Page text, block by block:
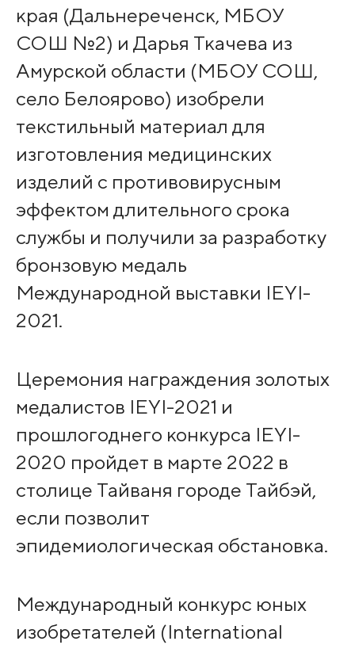
края (Дальнереченск, МБОУ
СОШ №2) и Дарья Ткачева из
Амурской области (МБОУ СОШ,
село Белоярово) изобрели
текстильный материал для
изготовления медицинских
изделий с противовирусным
эффектом длительного срока
службы и получили за разработку
бронзовую медаль
Международной выставки IEYI-
2021.
Церемония награждения золотых
медалистов IEYI-2021 и
прошлогоднего конкурса IEYI-
2020 пройдет в марте 2022 в
столице Тайваня городе Тайбэй,
если позволит
эпидемиологическая обстановка.
Международный конкурс юных
изобретателей (International